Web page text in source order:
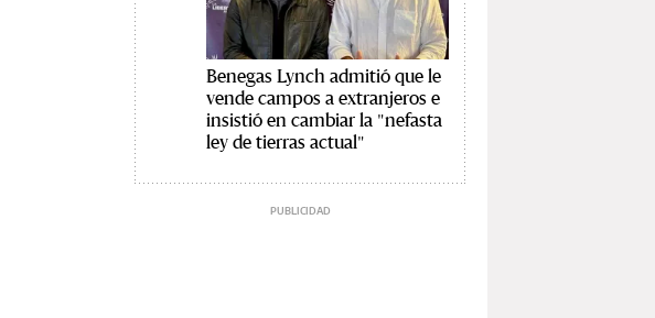
Benegas Lynch admitió que le
vende campos a extranjeros e
insistió en cambiar la "nefasta
ley de tierras actual"